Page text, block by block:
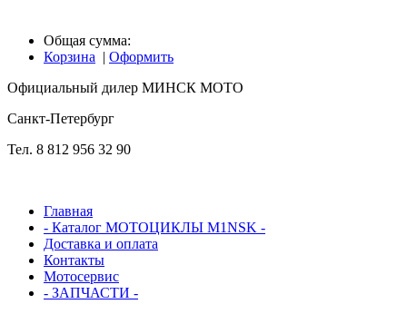
Общая сумма:
Корзина | Оформить
Официальный дилер МИНСК МОТО
Cанкт-Петербург
Тел. 8 812 956 32 90
Главная
- Каталог МОТОЦИКЛЫ M1NSK -
Доставка и оплата
Контакты
Мотосервис
- ЗАПЧАСТИ -